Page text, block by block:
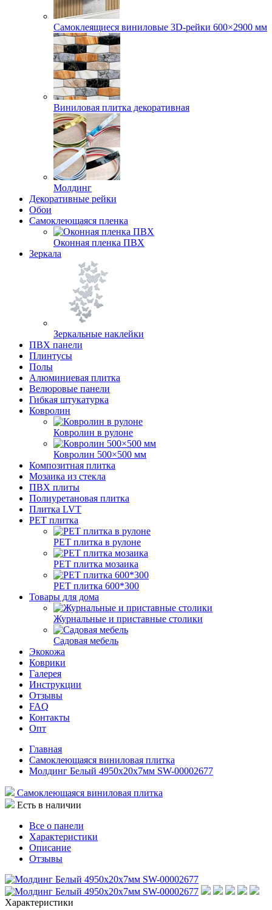
Самоклеящиеся виниловые 3D‑рейки 600×2900 мм
Виниловая плитка декоративная
Молдинг
Декоративные рейки
Обои
Самоклеющаяся пленка
Оконная пленка ПВХ
Зеркала
Зеркальные наклейки
ПВХ панели
Плинтусы
Полы
Алюминиевая плитка
Велюровые панели
Гибкая штукатурка
Ковролин
Ковролин в рулоне
Ковролин 500×500 мм
Композитная плитка
Мозаика из стекла
ПВХ плиты
Полиуретановая плитка
Плитка LVT
РЕТ плитка
РЕТ плитка в рулоне
РЕТ плитка мозаика
РЕТ плитка 600*300
Товары для дома
Журнальные и приставные столики
Садовая мебель
Экокожа
Коврики
Галерея
Инструкции
Отзывы
FAQ
Контакты
Опт
Главная
Самоклеющаяся виниловая плитка
Молдинг Белый 4950х20х7мм SW-00002677
Самоклеющаяся виниловая плитка
Есть в наличии
Все о панели
Характеристики
Описание
Отзывы
Характеристики